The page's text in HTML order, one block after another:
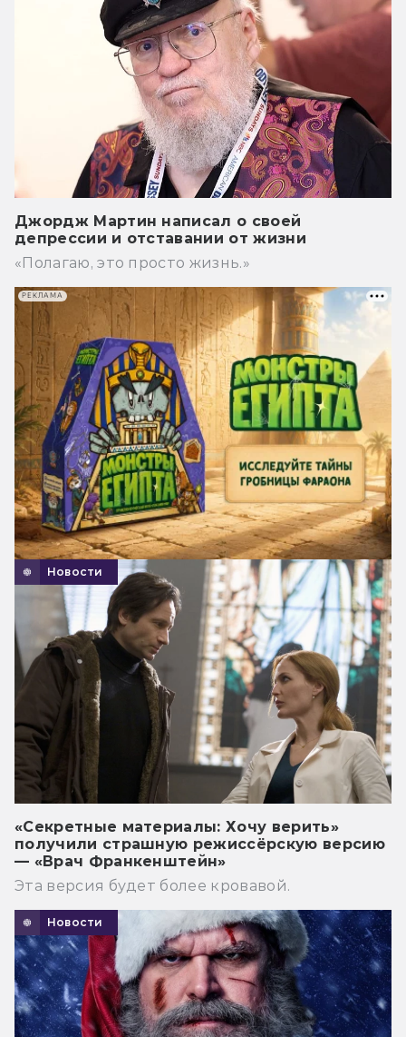
Джордж Мартин написал о своей
депрессии и отставании от жизни
«Полагаю, это просто жизнь.»
Новости
«Секретные материалы: Хочу верить»
получили страшную режиссёрскую версию
— «Врач Франкенштейн»
Эта версия будет более кровавой.
Новости
РЕКЛАМА